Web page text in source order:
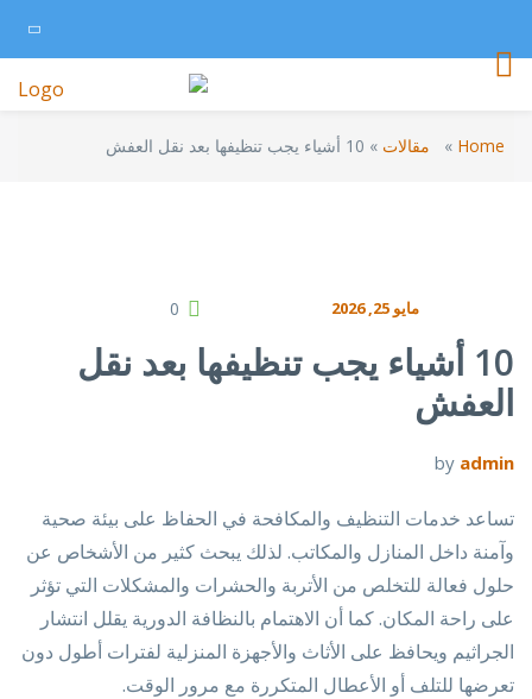
Home
» مقالات » 10 أشياء يجب تنظيفها بعد نقل العفش
مايو 25, 2026 0
10 أشياء يجب تنظيفها بعد نقل
العفش
by admin
تساعد خدمات التنظيف والمكافحة في الحفاظ على بيئة صحية
وآمنة داخل المنازل والمكاتب. لذلك يبحث كثير من الأشخاص عن
حلول فعالة للتخلص من الأتربة والحشرات والمشكلات التي تؤثر
على راحة المكان. كما أن الاهتمام بالنظافة الدورية يقلل انتشار
الجراثيم ويحافظ على الأثاث والأجهزة المنزلية لفترات أطول دون
تعرضها للتلف أو الأعطال المتكررة مع مرور الوقت.